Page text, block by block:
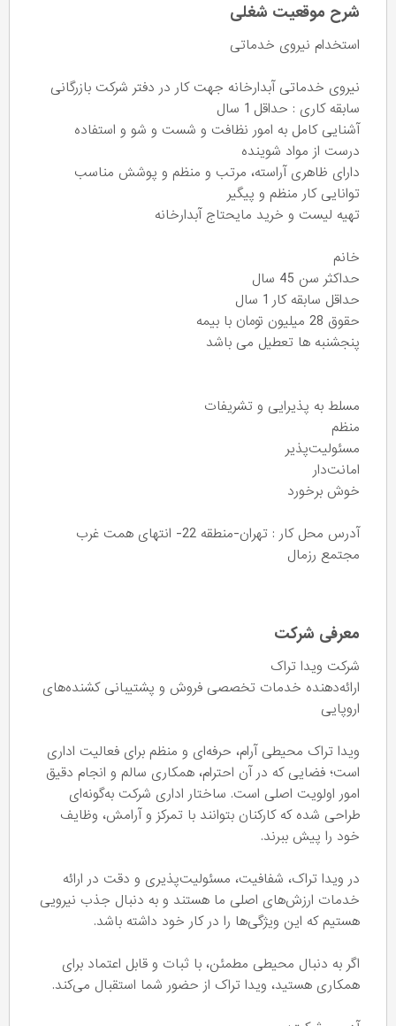
شرح موقعیت شغلی
استخدام نيروی خدماتی
نیروی خدماتی آبدارخانه جهت کار در دفتر شرکت بازرگانی
سابقه کاری : حداقل 1 سال
آشنایی کامل به امور نظافت و شست و شو و استفاده
درست از مواد شوینده
دارای ظاهری آراسته، مرتب و منظم و پوشش مناسب
توانایی کار منظم و پیگیر
تهیه لیست و خرید مایحتاج آبدارخانه
خانم
حداکثر سن 45 سال
حداقل سابقه کار 1 سال
حقوق 28 میلیون تومان با بیمه
پنجشنبه ها تعطیل می باشد
مسلط به پذیرایی و تشریفات
منظم
مسئولیت‌پذیر
امانت‌دار
خوش برخورد
آدرس محل کار : تهران-منطقه 22- انتهای همت غرب
مجتمع رزمال
معرفی شرکت
شرکت ویدا تراک
ارائه‌دهنده خدمات تخصصی فروش و پشتیبانی کشنده‌های
اروپایی
ویدا تراک محیطی آرام، حرفه‌ای و منظم برای فعالیت اداری
است؛ فضایی که در آن احترام، همکاری سالم و انجام دقیق
امور اولویت اصلی است. ساختار اداری شرکت به‌گونه‌ای
طراحی شده که کارکنان بتوانند با تمرکز و آرامش، وظایف
خود را پیش ببرند.
در ویدا تراک، شفافیت، مسئولیت‌پذیری و دقت در ارائه
خدمات ارزش‌های اصلی ما هستند و به دنبال جذب نیرویی
هستیم که این ویژگی‌ها را در کار خود داشته باشد.
اگر به دنبال محیطی مطمئن، با ثبات و قابل اعتماد برای
همکاری هستید، ویدا تراک از حضور شما استقبال می‌کند.